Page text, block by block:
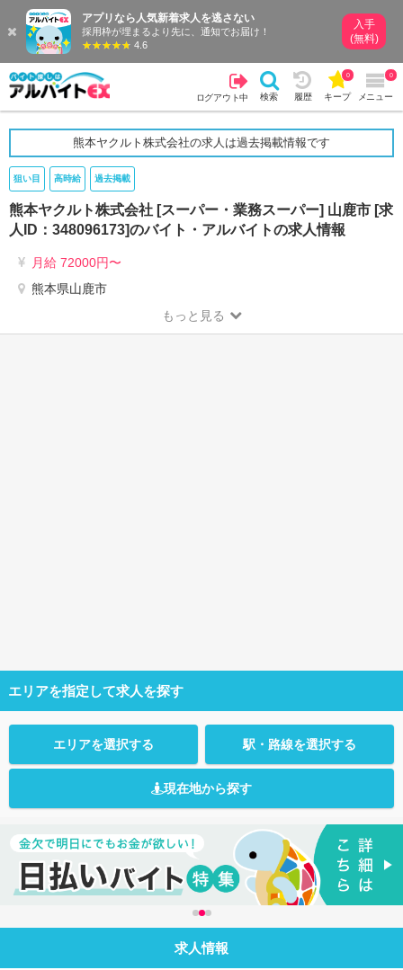
アプリなら人気新着求人を逃さない
採用枠が埋まるより先に、通知でお届け！
4.6
入手
(無料)
ログアウト中 検索 履歴 キープ
0
メニュー
0
熊本ヤクルト株式会社の求人は過去掲載情報です
狙い目 高時給 過去掲載
熊本ヤクルト株式会社 [スーパー・業務スーパー] 山鹿市 [求
人ID：348096173]のバイト・アルバイトの求人情報
月給 72000円〜
熊本県山鹿市
もっと見る
エリアを指定して求人を探す
エリアを選択する 駅・路線を選択する
現在地から探す
求人情報